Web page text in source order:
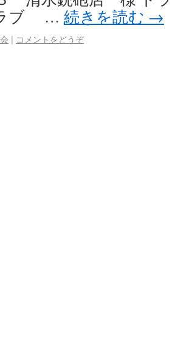
ブ … 続きを読む →
| コメントをどうぞ